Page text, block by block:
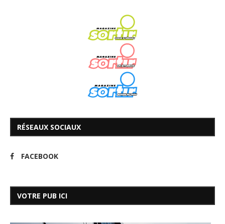
RÉSEAUX SOCIAUX
FACEBOOK
VOTRE PUB ICI